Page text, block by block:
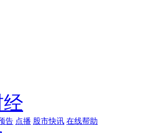
经
告 点播 股市快讯 在线帮助